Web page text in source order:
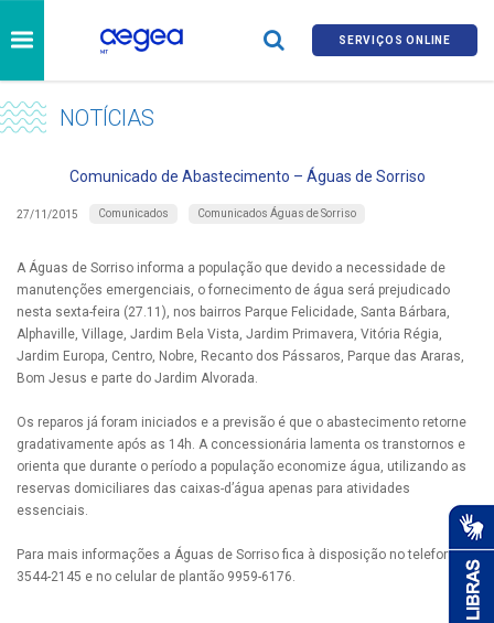
SERVIÇOS ONLINE
NOTÍCIAS
Comunicado de Abastecimento – Águas de Sorriso
27/11/2015 Comunicados Comunicados Águas de Sorriso
A Águas de Sorriso informa a população que devido a necessidade de
manutenções emergenciais, o fornecimento de água será prejudicado
nesta sexta-feira (27.11), nos bairros Parque Felicidade, Santa Bárbara,
Alphaville, Village, Jardim Bela Vista, Jardim Primavera, Vitória Régia,
Jardim Europa, Centro, Nobre, Recanto dos Pássaros, Parque das Araras,
Bom Jesus e parte do Jardim Alvorada.
Os reparos já foram iniciados e a previsão é que o abastecimento retorne
gradativamente após as 14h. A concessionária lamenta os transtornos e
orienta que durante o período a população economize água, utilizando as
reservas domiciliares das caixas-d’água apenas para atividades
essenciais.
Para mais informações a Águas de Sorriso fica à disposição no telefone
3544-2145 e no celular de plantão 9959-6176.